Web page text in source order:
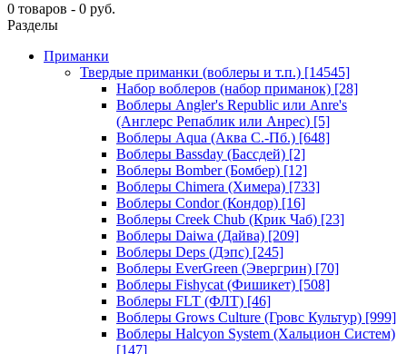
0 товаров - 0 руб.
Разделы
Приманки
Твердые приманки (воблеры и т.п.) [14545]
Набор воблеров (набор приманок) [28]
Воблеры Angler's Republic или Anre's
(Англерс Репаблик или Анрес) [5]
Воблеры Aqua (Аква С.-Пб.) [648]
Воблеры Bassday (Бассдей) [2]
Воблеры Bomber (Бомбер) [12]
Воблеры Chimera (Химера) [733]
Воблеры Condor (Кондор) [16]
Воблеры Creek Chub (Крик Чаб) [23]
Воблеры Daiwa (Дайва) [209]
Воблеры Deps (Дэпс) [245]
Воблеры EverGreen (Эвергрин) [70]
Воблеры Fishycat (Фишикет) [508]
Воблеры FLT (ФЛТ) [46]
Воблеры Grows Culture (Гровс Культур) [999]
Воблеры Halcyon System (Хальцион Систем)
[147]